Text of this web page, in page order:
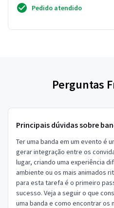
Pedido atendido
Perguntas
Principais dúvidas sobre
Ter uma banda em um evento é
gerar integração entre os
lugar, criando uma experiência
ambiente ou os mais animados
para esta tarefa é o primeiro
sucesso. Veja a seguir o que
uma banda e como encontrar os